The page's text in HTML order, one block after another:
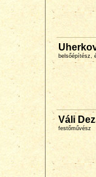
belsőépítész,
Váli
festőművész